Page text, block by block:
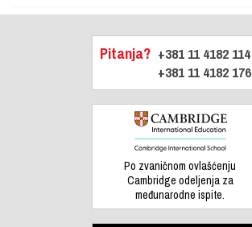
Pitanja? +381 11 4182 114
+381 11 4182 176
Po zvaničnom ovlašćenju
Cambridge odeljenja za
međunarodne ispite.